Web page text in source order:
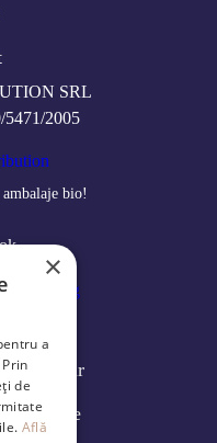
SRL
5471/2005
bio!
și retur
×
a
de
Află